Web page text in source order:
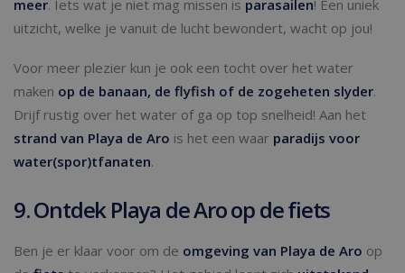
meer. Iets wat je niet mag missen is parasailen! Een uniek
uitzicht, welke je vanuit de lucht bewondert, wacht op jou!
Voor meer plezier kun je ook een tocht over het water
maken op de banaan, de flyfish of de zogeheten slyder.
Drijf rustig over het water of ga op top snelheid! Aan het
strand van Playa de Aro is het een waar paradijs voor
water(spor)tfanaten.
9. Ontdek Playa de Aro op de fiets
Ben je er klaar voor om de omgeving van Playa de Aro op